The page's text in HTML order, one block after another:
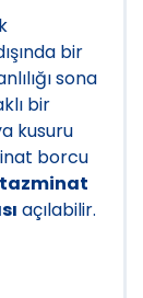
bir
sona
bir
kusuru
borcu
açılabilir.